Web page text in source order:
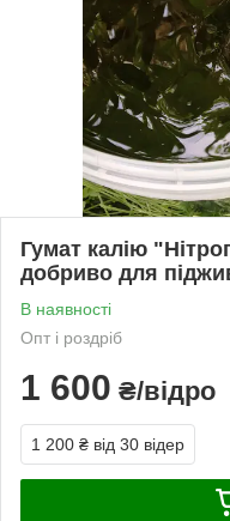
Гумат калію
добриво для
В наявності
Опт і роздріб
1 600 ₴/відро
1 200 ₴ від 30 відер